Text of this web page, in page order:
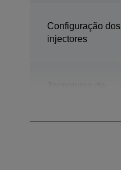
Configuração dos
injectores